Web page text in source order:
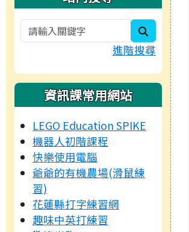
search
進階搜尋
資訊課常用網站
LEGO Education SPIKE
機器人初階課程
快樂使用電腦
爺爺的有機農場(滑鼠練
習)
花蓮縣打字練習網
趣味中英打練習